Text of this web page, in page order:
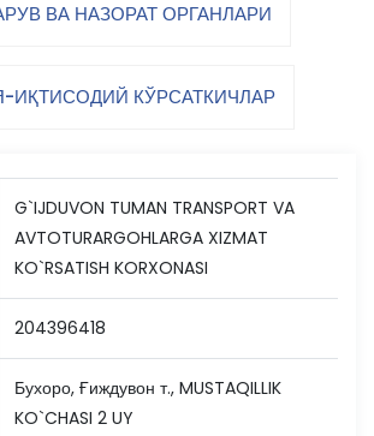
ВА НАЗОРАТ ОРГАНЛАРИ
ИҚТИСОДИЙ КЎРСАТКИЧЛАР
G`IJDUVON TUMAN TRANSPORT VA
AVTOTURARGOHLARGA XIZMAT
KO`RSATISH KORXONASI
204396418
Бухоро, Ғиждувон т., MUSTAQILLIK
KO`CHASI 2 UY